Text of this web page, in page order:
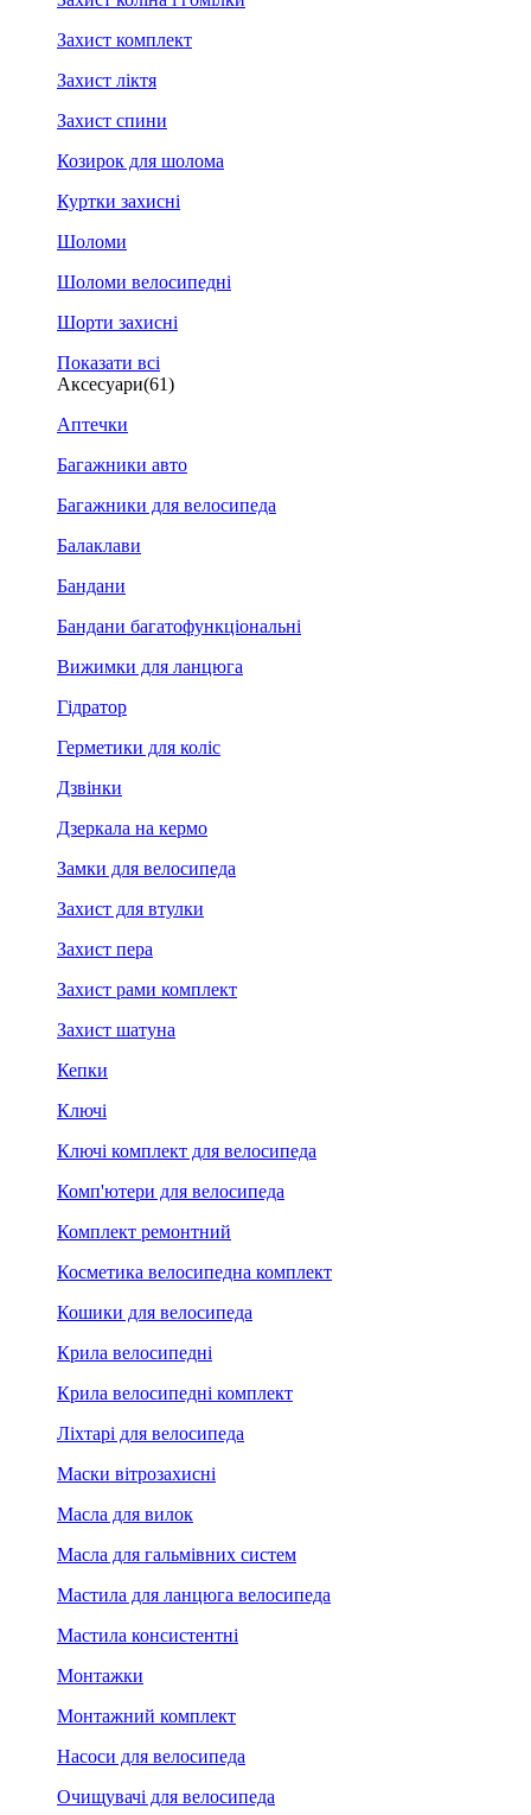
Захист комплект
Захист ліктя
Захист спини
Козирок для шолома
Куртки захисні
Шоломи
Шоломи велосипедні
Шорти захисні
Показати всі
Аксесуари(61)
Аптечки
Багажники авто
Багажники для велосипеда
Балаклави
Бандани
Бандани багатофункціональні
Вижимки для ланцюга
Гідратор
Герметики для коліс
Дзвінки
Дзеркала на кермо
Замки для велосипеда
Захист для втулки
Захист пера
Захист рами комплект
Захист шатуна
Кепки
Ключі
Ключі комплект для велосипеда
Комп'ютери для велосипеда
Комплект ремонтний
Косметика велосипедна комплект
Кошики для велосипеда
Крила велосипедні
Крила велосипедні комплект
Ліхтарі для велосипеда
Маски вітрозахисні
Масла для вилок
Масла для гальмівних систем
Мастила для ланцюга велосипеда
Мастила консистентні
Монтажки
Монтажний комплект
Насоси для велосипеда
Очищувачі для велосипеда